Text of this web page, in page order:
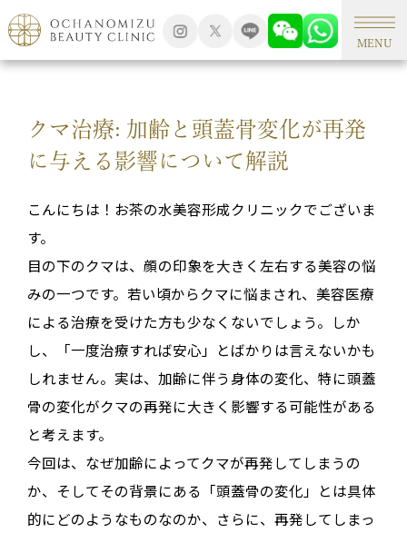
MENU
TOP 形成外科手術
クマ治療: 加齢と頭蓋骨変化が再発
に与える影響について解説
こんにちは！お茶の水美容形成クリニックでございま
す。
目の下のクマは、顔の印象を大きく左右する美容の悩
みの一つです。若い頃からクマに悩まされ、美容医療
による治療を受けた方も少なくないでしょう。しか
し、「一度治療すれば安心」とばかりは言えないかも
しれません。実は、加齢に伴う身体の変化、特に頭蓋
骨の変化がクマの再発に大きく影響する可能性がある
と考えます。
今回は、なぜ加齢によってクマが再発してしまうの
か、そしてその背景にある「頭蓋骨の変化」とは具体
的にどのようなものなのか、さらに、再発してしまっ